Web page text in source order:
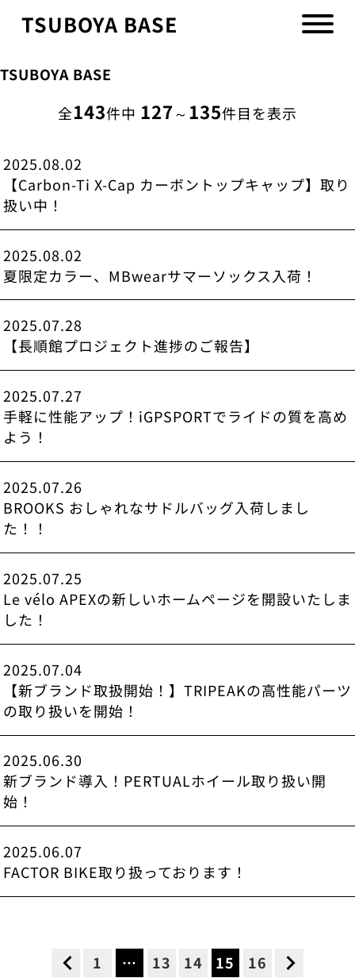
TSUBOYA BASE
TSUBOYA BASE
全143件中 127～ 135件目を表示
2025.08.02
【Carbon-Ti X-Cap カーボントップキャップ】取り
扱い中！
2025.08.02
夏限定カラー、MBwearサマーソックス入荷！
2025.07.28
【長順館プロジェクト進捗のご報告】
2025.07.27
手軽に性能アップ！iGPSPORTでライドの質を高め
よう！
2025.07.26
BROOKS おしゃれなサドルバッグ入荷しまし
た！！
2025.07.25
Le vélo APEXの新しいホームページを開設いたしま
した！
2025.07.04
【新ブランド取扱開始！】TRIPEAKの高性能パーツ
の取り扱いを開始！
2025.06.30
新ブランド導入！PERTUALホイール取り扱い開
始！
2025.06.07
FACTOR BIKE取り扱っております！
1 … 13 14 15 16